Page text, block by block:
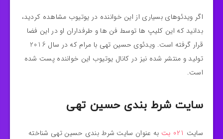
اگر ویدئوهای بسیاری از این خواننده در یوتیوب مشاهده کردید،
بدانید که این کلیپ ها توسط فن ها و طرفداران او در این فضا
قرار گرفته است. ویدئوی حسین تهی با مرام که در سال 2016
تولید و منتشر شده نیز در کانال یوتیوب این خواننده پست شده
است.
سایت شرط بندی حسین تهی
سایت 021 بت
به عنوان سایت شرط بندی حسین تهی شناخته